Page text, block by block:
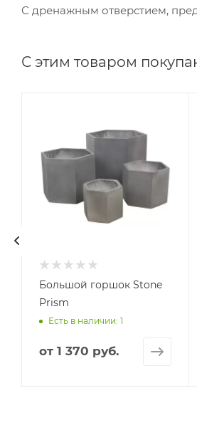
С дренажным отверстием,
С этим товаром
Большой горшок Stone
Prism
Есть в наличии: 1
от 1 370 руб.